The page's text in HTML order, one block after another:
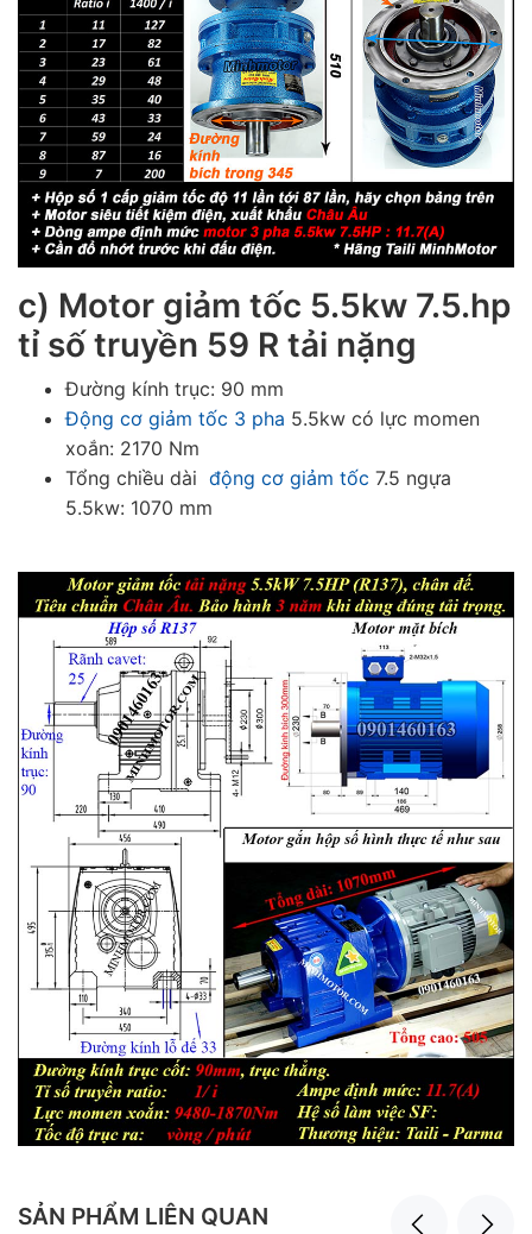
c) Motor giảm tốc 5.5kw 7.5.hp
tỉ số truyền 59 R tải nặng
Đường kính trục: 90 mm
Động cơ giảm tốc 3 pha 5.5kw có lực momen
xoắn: 2170 Nm
Tổng chiều dài động cơ giảm tốc 7.5 ngựa
5.5kw: 1070 mm
SẢN PHẨM LIÊN QUAN